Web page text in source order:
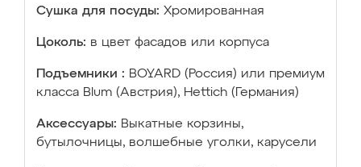
Сушка для посуды: Хромированная
Цоколь: в цвет фасадов или корпуса
Подъемники : BOYARD (Россия) или премиум
класса Blum (Австрия), Hettich (Германия)
Аксессуары: Выкатные корзины,
бутылочницы, волшебные уголки, карусели